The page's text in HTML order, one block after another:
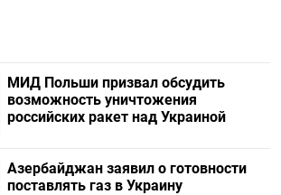
МИД Польши призвал обсудить
возможность уничтожения
российских ракет над Украиной
Азербайджан заявил о готовности
поставлять газ в Украину